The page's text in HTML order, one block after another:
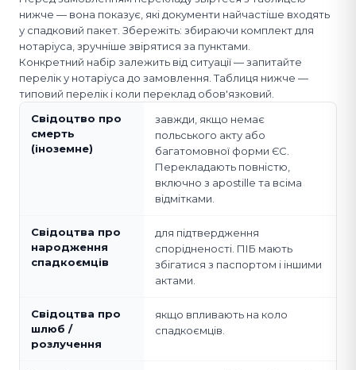
нижче — вона показує, які документи найчастіше входять
у спадковий пакет. Збережіть: збираючи комплект для
нотаріуса, зручніше звірятися за пунктами.
Конкретний набір залежить від ситуації — запитайте
перелік у нотаріуса до замовлення. Таблиця нижче —
типовий перелік і коли переклад обов'язковий.
Свідоцтво про
смерть
(іноземне)
завжди, якщо немає
польського акту або
багатомовної форми ЄС.
Перекладають повністю,
включно з apostille та всіма
відмітками.
Свідоцтва про
народження
спадкоємців
для підтвердження
спорідненості. ПІБ мають
збігатися з паспортом і іншими
актами.
Свідоцтва про
шлюб /
розлучення
якщо впливають на коло
спадкоємців.